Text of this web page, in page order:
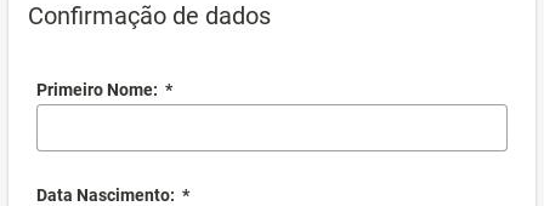
Confirmação de dados
Primeiro Nome: *
Data Nascimento: *